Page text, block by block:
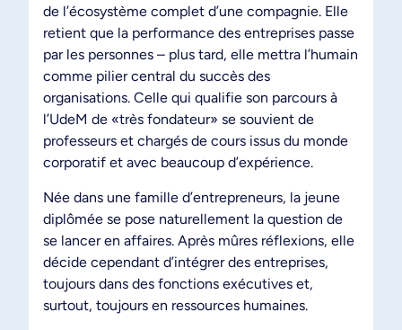
de l’écosystème complet d’une compagnie. Elle
retient que la performance des entreprises passe
par les personnes – plus tard, elle mettra l’humain
comme pilier central du succès des
organisations. Celle qui qualifie son parcours à
l’UdeM de «très fondateur» se souvient de
professeurs et chargés de cours issus du monde
corporatif et avec beaucoup d’expérience.
Née dans une famille d’entrepreneurs, la jeune
diplômée se pose naturellement la question de
se lancer en affaires. Après mûres réflexions, elle
décide cependant d’intégrer des entreprises,
toujours dans des fonctions exécutives et,
surtout, toujours en ressources humaines.